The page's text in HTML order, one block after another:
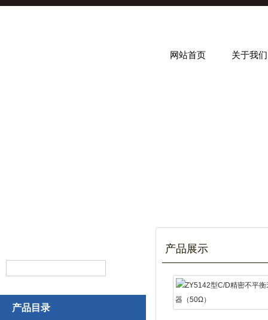
网站首页 关于我们
产品目录
产品展示